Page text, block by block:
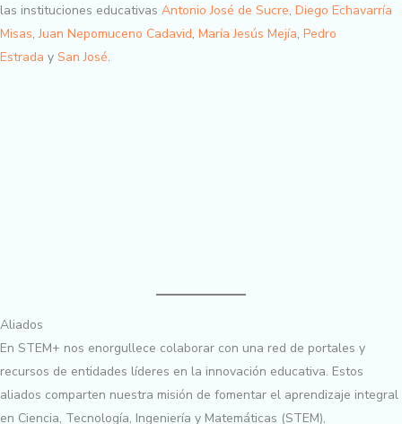
las instituciones educativas Antonio José de Sucre, Diego Echavarría
Misas,Juan Nepomuceno Cadavid, María Jesús Mejía, Pedro
Estrada y San José.
Aliados
En STEM+ nos enorgullece colaborar con una red de portales y
recursos de entidades líderes en la innovación educativa. Estos
aliados comparten nuestra misión de fomentar el aprendizaje integral
en Ciencia, Tecnología, Ingeniería y Matemáticas (STEM),